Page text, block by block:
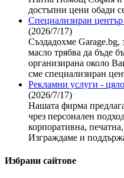
достъпни цени обади
Специализиран
(2026/7/17)
Създадохме Garage.bg,
масло трябва да бъде
организирана около
сме специализиран
Рекламни услуги -
(2026/7/17)
Нашата фирма
чрез персонален
корпоративна,
Изграждаме и
Избрани сайтове